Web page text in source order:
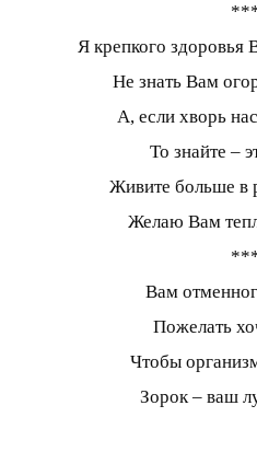
Я крепкого
Не знать Вам
А, если хворь
То знайте –
Живите больше в
Желаю Вам
Вам
Пожелать
Чтобы
Зорок – ваш